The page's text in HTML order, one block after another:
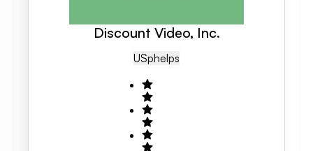
Discount Video, Inc.
USPhelps